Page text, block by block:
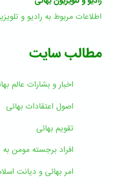
اطلاعات مربوط به رادیو و
مطالب سایت
اخبار و بشارات عالم
اصول اعتقادات بهائی
تقویم بهائی
افراد برجسته مومن به
امر بهائی و دیانت